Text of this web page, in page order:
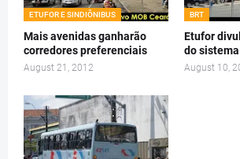
ETUFOR E SINDIÔNIBUS
Mais avenidas ganharão
corredores preferenciais
August 21, 2012
BRT
Etufor
do sistema
August 10,